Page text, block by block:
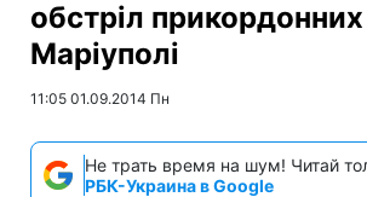
обстріл прикордонних
Маріуполі
11:05 01.09.2014 Пн
Не трать время на шум! Читай
РБК-Украина в Google